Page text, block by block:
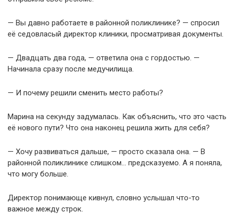
— Вы давно работаете в районной поликлинике? — спросил
её седовласый директор клиники, просматривая документы.
— Двадцать два года, — ответила она с гордостью. —
Начинала сразу после медучилища.
— И почему решили сменить место работы?
Марина на секунду задумалась. Как объяснить, что это часть
её нового пути? Что она наконец решила жить для себя?
— Хочу развиваться дальше, — просто сказала она. — В
районной поликлинике слишком… предсказуемо. А я поняла,
что могу больше.
Директор понимающе кивнул, словно услышал что-то
важное между строк.